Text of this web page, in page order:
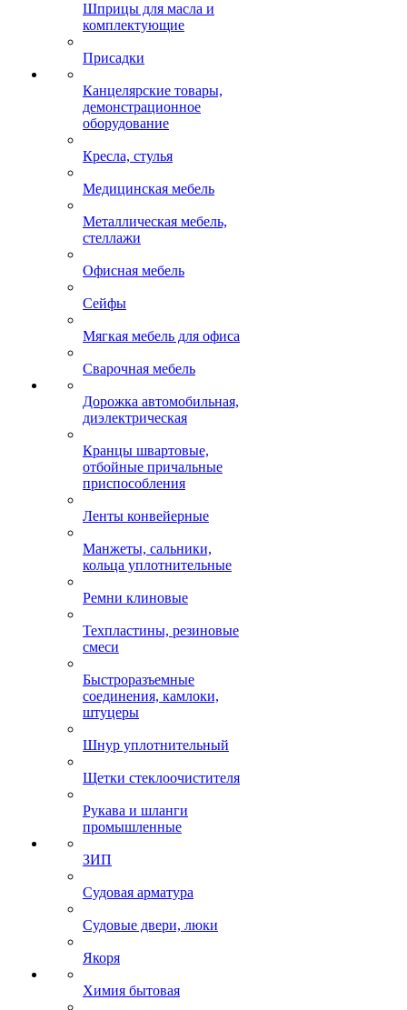
Шприцы для масла и
комплектующие
Присадки
Канцелярские товары,
демонстрационное
оборудование
Кресла, стулья
Медицинская мебель
Металлическая мебель,
стеллажи
Офисная мебель
Сейфы
Мягкая мебель для офиса
Сварочная мебель
Дорожка автомобильная,
диэлектрическая
Кранцы швартовые,
отбойные причальные
приспособления
Ленты конвейерные
Манжеты, сальники,
кольца уплотнительные
Ремни клиновые
Техпластины, резиновые
смеси
Быстроразъемные
соединения, камлоки,
штуцеры
Шнур уплотнительный
Щетки стеклоочистителя
Рукава и шланги
промышленные
ЗИП
Судовая арматура
Судовые двери, люки
Якоря
Химия бытовая